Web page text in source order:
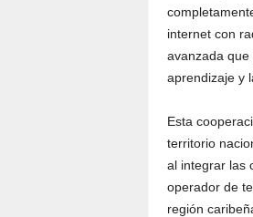
internet con
avanzada
aprendizaje y
Esta
territorio
al integrar las
operador de
región